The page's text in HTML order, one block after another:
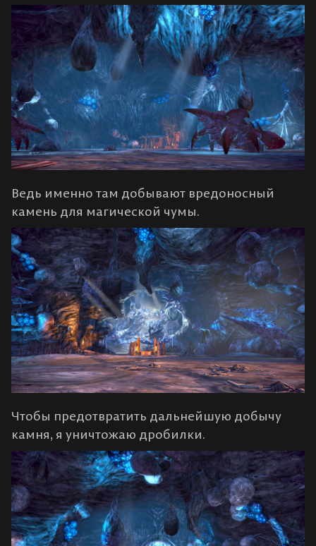
Ведь именно там добывают вредоносный
камень для магической чумы.
Чтобы предотвратить дальнейшую добычу
камня, я уничтожаю дробилки.